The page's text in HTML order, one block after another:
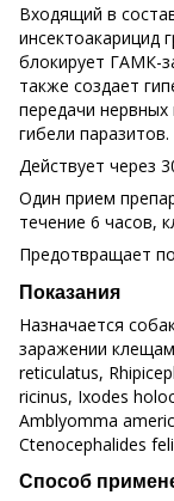
Входящий в
инсектоакарицид
блокирует ГАМК-
также создает
передачи
гибели паразитов.
Действует через
Один прием
течение 6 часов,
Предотвращает
Показания
Назначается
заражении
reticulatus,
ricinus, Ixodes
Amblyomma
Ctenocephalides
Способ